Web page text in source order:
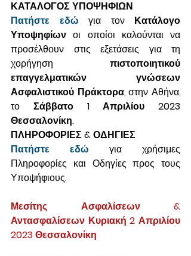
ΚΑΤΑΛΟΓΟΣ ΥΠΟΨΗΦΙΩΝ
Πατήστε εδώ για τον Κατάλογο
Υποψηφίων οι οποίοι καλούνται να
προσέλθουν στις εξετάσεις για τη
χορήγηση πιστοποιητικού
επαγγελματικών γνώσεων
Ασφαλιστικού Πράκτορα, στην Αθήνα,
το Σάββατο 1 Απριλίου 2023
Θεσσαλονίκη.
ΠΛΗΡΟΦΟΡΙΕΣ & ΟΔΗΓΙΕΣ
Πατήστε εδώ
για χρήσιμες
Πληροφορίες και Οδηγίες προς τους
Υποψήφιους.
Μεσίτης Ασφαλίσεων &
Αντασφαλίσεων Κυριακή 2 Απριλίου
2023 Θεσσαλονίκη